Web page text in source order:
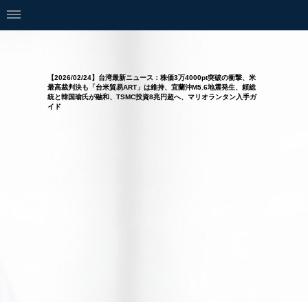
【2026/02/24】台湾最新ニュース：株価3万4000pt突破の衝撃、米
最高裁判決も「台米貿易ART」は維持、宜蘭沖M5.6地震発生、頼総
統と韓国瑜氏が融和、TSMC投資8兆円超へ、マリオランタン入手ガ
イド